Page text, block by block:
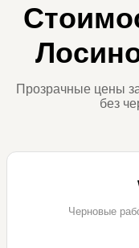
Прозрачные цены
без
Черновые